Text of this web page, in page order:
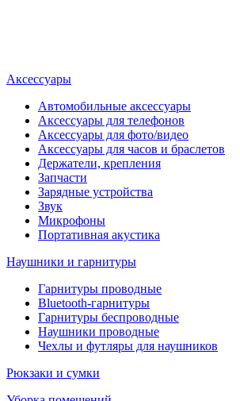
Аксессуары
Автомобильные аксессуары
Аксессуары для телефонов
Аксессуары для фото/видео
Аксессуары для часов и браслетов
Держатели, крепления
Запчасти
Зарядные устройства
Звук
Микрофоны
Портативная акустика
Наушники и гарнитуры
Гарнитуры проводные
Bluetooth-гарнитуры
Гарнитуры беспроводные
Наушники проводные
Чехлы и футляры для наушников
Рюкзаки и сумки